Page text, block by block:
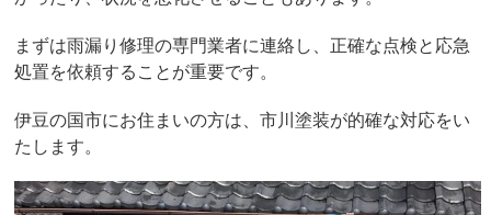
まずは雨漏り修理の専門業者に連絡し、正確な点検と応急
処置を依頼することが重要です。
伊豆の国市にお住まいの方は、市川塗装が的確な対応をい
たします。